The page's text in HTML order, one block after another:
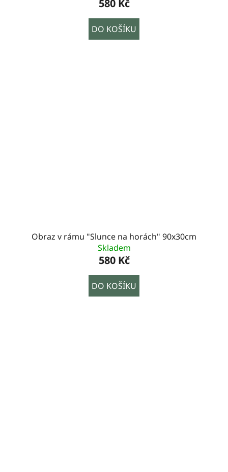
580 Kč
DO KOŠÍKU
Obraz v rámu "Slunce na horách" 90x30cm
Skladem
580 Kč
DO KOŠÍKU